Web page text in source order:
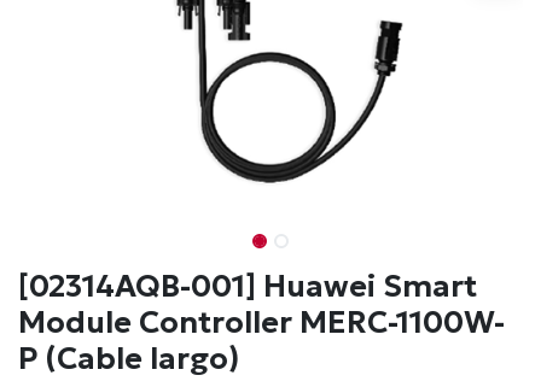
[02314AQB-001] Huawei Smart
Module Controller MERC-1100W-
P (Cable largo)